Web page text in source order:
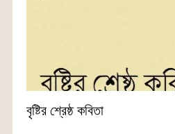
বৃষ্টির শ্রেষ্ঠ কবিতা